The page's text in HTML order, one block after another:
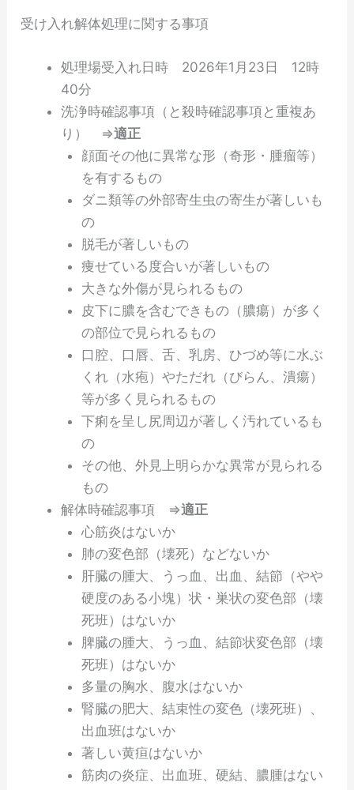
受け入れ解体処理に関する事項
処理場受入れ日時 ‎2026年‎1月‎23日 ‏‎12時
40分
洗浄時確認事項（と殺時確認事項と重複あ
り） ⇒適正
顔面その他に異常な形（奇形・腫瘤等）
を有するもの
ダニ類等の外部寄生虫の寄生が著しいも
の
脱毛が著しいもの
痩せている度合いが著しいもの
大きな外傷が見られるもの
皮下に膿を含むできもの（膿瘍）が多く
の部位で見られるもの
口腔、口唇、舌、乳房、ひづめ等に水ぶ
くれ（水疱）やただれ（びらん、潰瘍）
等が多く見られるもの
下痢を呈し尻周辺が著しく汚れているも
の
その他、外見上明らかな異常が見られる
もの
解体時確認事項 ⇒適正
心筋炎はないか
肺の変色部（壊死）などないか
肝臓の腫大、うっ血、出血、結節（やや
硬度のある小塊）状・巣状の変色部（壊
死班）はないか
脾臓の腫大、うっ血、結節状変色部（壊
死班）はないか
多量の胸水、腹水はないか
腎臓の肥大、結束性の変色（壊死班）、
出血班はないか
著しい黄疸はないか
筋肉の炎症、出血班、硬結、膿腫はない